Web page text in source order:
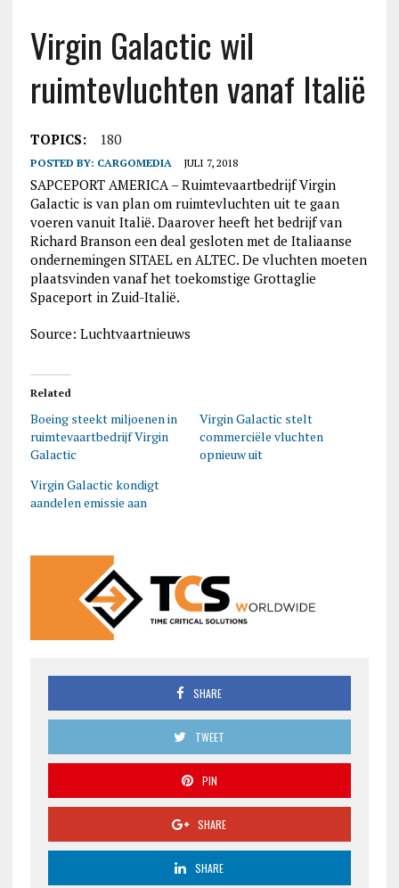
Virgin Galactic wil
ruimtevluchten vanaf Italië
TOPICS: 180
POSTED BY: CARGOMEDIA JULI 7, 2018
SAPCEPORT AMERICA – Ruimtevaartbedrijf Virgin
Galactic is van plan om ruimtevluchten uit te gaan
voeren vanuit Italië. Daarover heeft het bedrijf van
Richard Branson een deal gesloten met de Italiaanse
ondernemingen SITAEL en ALTEC. De vluchten moeten
plaatsvinden vanaf het toekomstige Grottaglie
Spaceport in Zuid-Italië.
Source: Luchtvaartnieuws
Related
Boeing steekt miljoenen in
ruimtevaartbedrijf Virgin
Galactic
Virgin Galactic stelt
commerciële vluchten
opnieuw uit
Virgin Galactic kondigt
aandelen emissie aan
SHARE
TWEET
PIN
SHARE
SHARE